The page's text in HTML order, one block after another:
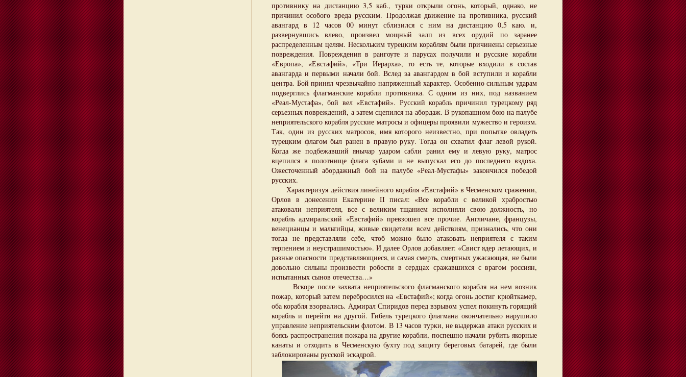
противнику на дистанцию 3,5 каб., турки открыли огонь, который, однако, не
причинил особого вреда русским. Продолжая движение на противника, русский
авангард в 12 часов 00 минут сблизился с ним на дистанцию 0,5 каю. и,
развернувшись влево, произвел мощный залп из всех орудий по заранее
распределенным целям. Нескольким турецким кораблям были причинены серьезные
повреждения. Повреждения в рангоуте и парусах получили и русские корабли
«Европа», «Евстафий», «Три Иерарха», то есть те, которые входили в состав
авангарда и первыми начали бой. Вслед за авангардом в бой вступили и корабли
центра. Бой принял чрезвычайно напряженный характер. Особенно сильным ударам
подверглись флагманские корабли противника. С одним из них, под названием
«Реал-Мустафа», бой вел «Евстафий». Русский корабль причинил турецкому ряд
серьезных повреждений, а затем сцепился на абордаж. В рукопашном бою на палубе
неприятельского корабля русские матросы и офицеры проявили мужество и героизм.
Так, один из русских матросов, имя которого неизвестно, при попытке овладеть
турецким флагом был ранен в правую руку. Тогда он схватил флаг левой рукой.
Когда же подбежавший янычар ударом сабли ранил ему и левую руку, матрос
вцепился в полотнище флага зубами и не выпускал его до последнего вздоха.
Ожесточенный абордажный бой на палубе «Реал-Мустафы» закончился победой
русских.
Характеризуя действия линейного корабля «Евстафий» в Чесменском сражении,
Орлов в донесении Екатерине II писал: «Все корабли с великой храбростью
атаковали неприятеля, все с великим тщанием исполняли свою должность, но
корабль адмиральский «Евстафий» превзошел все прочие. Англичане, французы,
венецианцы и мальтийцы, живые свидетели всем действиям, признались, что они
тогда не представляли себе, чтоб можно было атаковать неприятеля с таким
терпением и неустрашимостью». И далее Орлов добавляет: «Свист ядер летающих, и
разные опасности представляющиеся, и самая смерть, смертных ужасающая, не были
довольно сильны произвести робости в сердцах сражавшихся с врагом россиян,
испытанных сынов отечества…»
Вскоре после захвата неприятельского флагманского корабля на нем возник
пожар, который затем перебросился на «Евстафий»; когда огонь достиг крюйткамер,
оба корабля взорвались. Адмирал Спиридов перед взрывом успел покинуть горящий
корабль и перейти на другой. Гибель турецкого флагмана окончательно нарушило
управление неприятельским флотом. В 13 часов турки, не выдержав атаки русских и
боясь распространения пожара на другие корабли, поспешно начали рубить якорные
канаты и отходить в Чесменскую бухту под защиту береговых батарей, где были
заблокированы русской эскадрой.